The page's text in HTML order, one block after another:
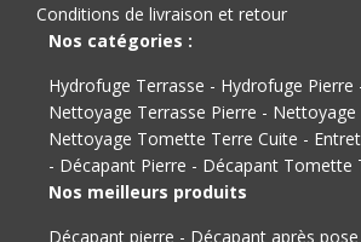
Conditions de livraison et retour
Nos catégories :
Hydrofuge Terrasse - Hydrofuge Pierre
Nettoyage Terrasse Pierre - Nettoyage
Nettoyage Tomette Terre Cuite -
- Décapant Pierre - Décapant Tomette
Nos meilleurs produits
Décapant pierre - Décapant après